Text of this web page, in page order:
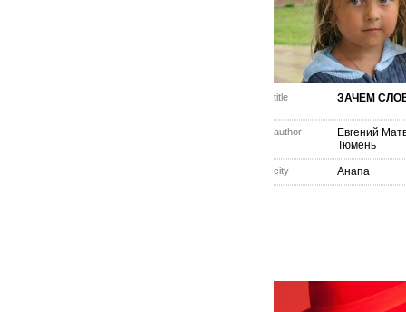
title ЗАЧЕМ
author
Евгений
Тюмень
city Анапа